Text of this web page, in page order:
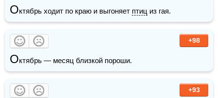
Октябрь ходит по краю и выгоняет птиц из гая.
+98
Октябрь — месяц близкой пороши.
+93